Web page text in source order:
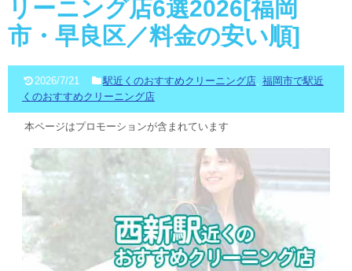
リーニング店6選2026[福岡
市・早良区／料金の安い順]
2026/7/21 駅近くのおすすめクリーニング店, 福岡市で駅近
くのおすすめクリーニング店
本ページはプロモーションが含まれています